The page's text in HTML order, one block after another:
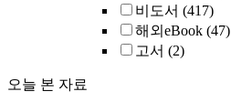
비도서 (417)
해외eBook (47)
고서 (2)
오늘 본 자료